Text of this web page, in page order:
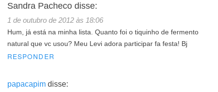
Sandra Pacheco disse:
1 de outubro de 2012 às 18:06
Hum, já está na minha lista. Quanto foi o tiquinho de fermento
natural que vc usou? Meu Levi adora participar fa festa! Bj
RESPONDER
papacapim disse: